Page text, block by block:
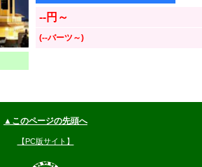
--円～
(--バーツ～)
▲このページの先頭へ
【PC版サイト】